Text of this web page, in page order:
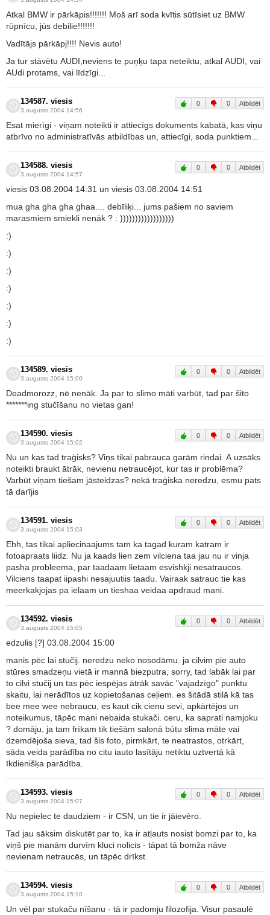
Atkal BMW ir pārkāpis!!!!!!! Moš arī soda kvītis sūtīsiet uz BMW
rūpnīcu, jūs debilie!!!!!!!
Vadītājs pārkāpj!!!! Nevis auto!
Ja tur stāvētu AUDI,neviens te puņķu tapa neteiktu, atkal AUDI, vai
AUdi protams, vai līdzīgi...
134587. viesis
3.augusts 2004 14:56
0 0 Atbildēt
Esat mierīgi - viņam noteikti ir attiecīgs dokuments kabatā, kas viņu
atbrīvo no administratīvās atbildības un, attiecīgi, soda punktiem...
134588. viesis
3.augusts 2004 14:57
0 0 Atbildēt
viesis 03.08.2004 14:31 un viesis 03.08.2004 14:51
mua gha gha gha ghaa.... debīliķi... jums pašiem no saviem
marasmiem smiekli nenāk ? : ))))))))))))))))))
:)
:)
:)
:)
:)
:)
:)
134589. viesis
3.augusts 2004 15:00
0 0 Atbildēt
Deadmorozz, nē nenāk. Ja par to slimo māti varbūt, tad par šito
*******ing stučīšanu no vietas gan!
134590. viesis
3.augusts 2004 15:02
0 0 Atbildēt
Nu un kas tad traģisks? Viņs tikai pabrauca garām rindai. A uzsāks
noteikti braukt ātrāk, nevienu netraucējot, kur tas ir problēma?
Varbūt viņam tiešam jāsteidzas? nekā traģiska neredzu, esmu pats
tā darījis
134591. viesis
3.augusts 2004 15:03
0 0 Atbildēt
Ehh, tas tikai apliecinaajums tam ka tagad kuram katram ir
fotoapraats liidz. Nu ja kaads lien zem vilciena taa jau nu ir vinja
pasha probleema, par taadaam lietaam esvishkji nesatraucos.
Vilciens taapat iipashi nesajuutiis taadu. Vairaak satrauc tie kas
meerkakjojas pa ielaam un tieshaa veidaa apdraud mani.
134592. viesis
3.augusts 2004 15:05
0 0 Atbildēt
edzulis [?] 03.08.2004 15:00
manis pēc lai stučij. neredzu neko nosodāmu. ja cilvim pie auto
stūres smadzeņu vietā ir mannā biezputra, sorry, tad labāk lai par
to cilvi stučij un tas pēc iespējas ātrāk savāc "vajadzīgo" punktu
skaitu, lai nerādītos uz kopietošanas ceļiem. es šitādā stilā kā tas
bee mee wee nebraucu, es kaut cik cienu sevi, apkārtējos un
noteikumus, tāpēc mani nebaida stukači. ceru, ka saprati namjoku
? domāju, ja tam frīkam tik tiešām salonā būtu slima māte vai
dzemdējoša sieva, tad šis foto, pirmkārt, te neatrastos, otrkārt,
sāda veida parādība no citu iauto lasītāju netiktu uztvertā kā
īkdienišķa parādība.
134593. viesis
3.augusts 2004 15:07
0 0 Atbildēt
Nu nepielec te daudziem - ir CSN, un tie ir jāievēro.
Tad jau sāksim diskutēt par to, ka ir atļauts nosist bomzi par to, ka
viņš pie manām durvīm kluci nolicis - tāpat tā bomža nāve
nevienam netraucēs, un tāpēc drīkst.
134594. viesis
3.augusts 2004 15:10
0 0 Atbildēt
Un vēl par stukaču nīšanu - tā ir padomju filozofija. Visur pasaulē